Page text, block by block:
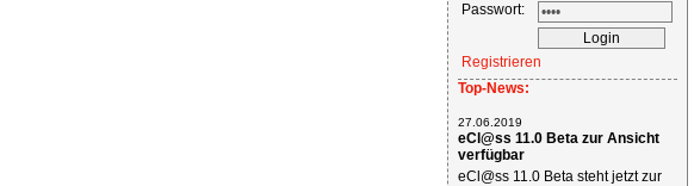
Passwort:
Registrieren
Top-News:
27.06.2019
eCl@ss 11.0 Beta zur Ansicht
verfügbar
eCl@ss 11.0 Beta steht jetzt zur